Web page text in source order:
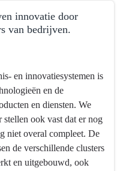
innovatie door
van bedrijven.
en innovatiesystemen is
en de
en diensten. We
ook vast dat er nog
niet overal compleet. De
de verschillende clusters
en uitgebouwd, ook